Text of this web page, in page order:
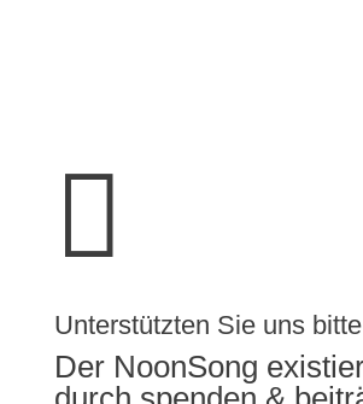

Unterstützten Sie uns bitte
Der NoonSong